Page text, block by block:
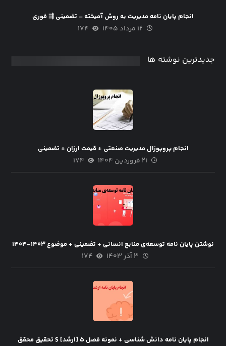
انجام پایان نامه مدیریت به روش آمیخته – تضمینی ⇶ فوری
۱۲ مرداد ۱۴۰۵ ۱۷۴
جدیدترین نوشته ها
انجام پروپوزال مدیریت صنعتی + قیمت ارزان + تضمینی
۲۱ فروردین ۱۴۰۴ ۱۷۴
نوشتن پایان نامه توسعه‌ی منابع انسانی + تضمینی + موضوع ۱۴۰۳-۱۴۰۴
۳ آذر ۱۴۰۳ ۱۷۴
انجام پایان نامه دانش شناسی + نمونه فصل ۵ [ارشد] $ تحقیق محقق